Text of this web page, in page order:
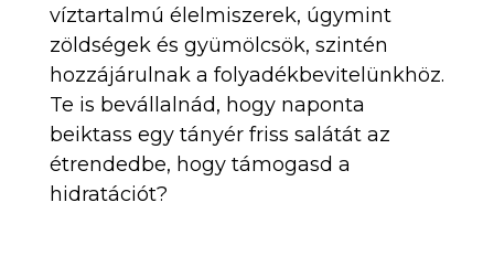
víztartalmú élelmiszerek, úgymint
zöldségek és gyümölcsök, szintén
hozzájárulnak a folyadékbevitelünkhöz.
Te is bevállalnád, hogy naponta
beiktass egy tányér friss salátát az
étrendedbe, hogy támogasd a
hidratációt?